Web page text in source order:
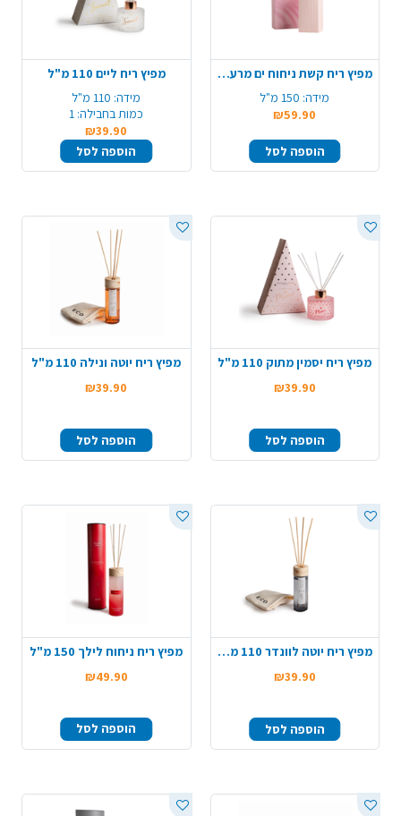
מפיץ ריח קשת ניחוח ים מרענן 150 מ"ל
מידה: 150 מ"ל
₪59.90
הוספה לסל
מפיץ ריח ליים 110 מ"ל
מידה: 110 מ"ל
כמות בחבילה: 1
₪39.90
הוספה לסל
מפיץ ריח יסמין מתוק 110 מ"ל
₪39.90
הוספה לסל
מפיץ ריח יוטה ונילה 110 מ"ל
₪39.90
הוספה לסל
מפיץ ריח יוטה לוונדר 110 מ"ל
₪39.90
הוספה לסל
מפיץ ריח ניחוח לילך 150 מ"ל
₪49.90
הוספה לסל